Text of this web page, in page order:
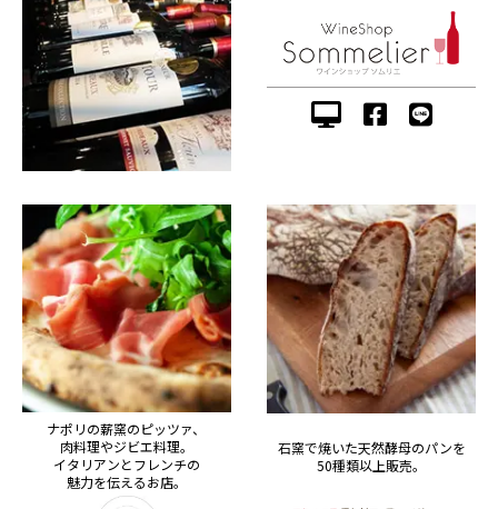
ナポリの薪窯のピッツァ、
肉料理やジビエ料理。
イタリアンとフレンチの
魅力を伝えるお店。
石窯で焼いた天然酵母のパンを
50種類以上販売。